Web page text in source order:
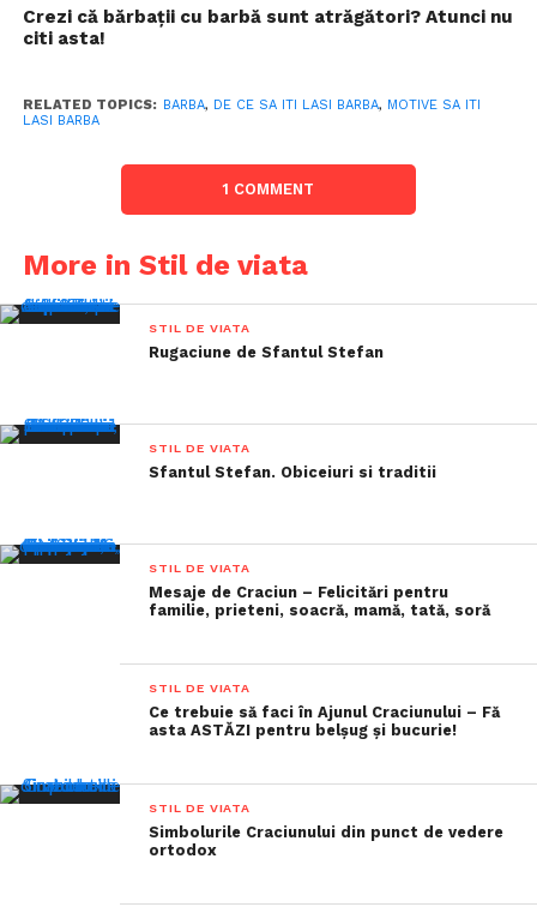
Crezi că bărbaţii cu barbă sunt atrăgători? Atunci nu
citi asta!
RELATED TOPICS: BARBA, DE CE SA ITI LASI BARBA, MOTIVE SA ITI
LASI BARBA
1 COMMENT
More in Stil de viata
STIL DE VIATA
Rugaciune de Sfantul Stefan
STIL DE VIATA
Sfantul Stefan. Obiceiuri si traditii
STIL DE VIATA
Mesaje de Craciun – Felicitări pentru
familie, prieteni, soacră, mamă, tată, soră
STIL DE VIATA
Ce trebuie să faci în Ajunul Craciunului – Fă
asta ASTĂZI pentru belșug și bucurie!
STIL DE VIATA
Simbolurile Craciunului din punct de vedere
ortodox